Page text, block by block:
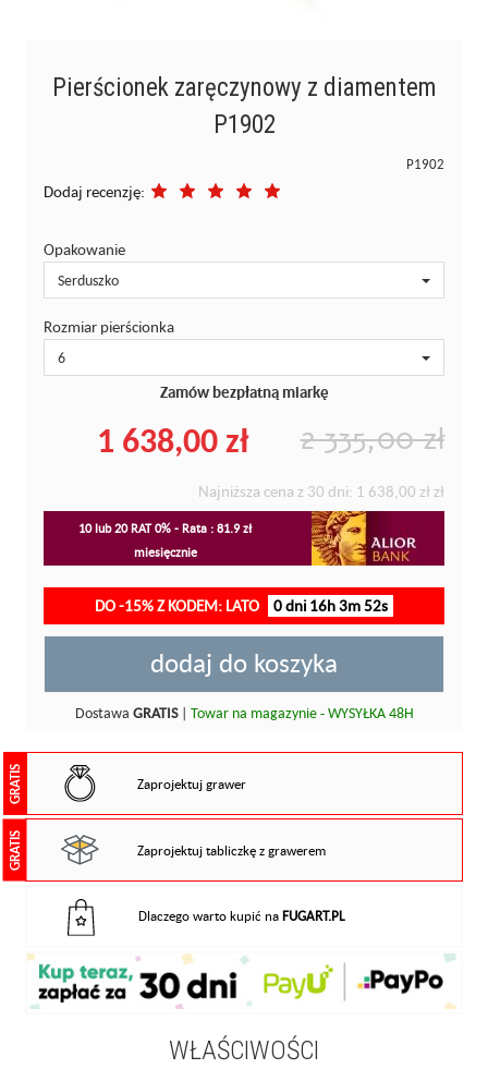
Pierścionek zaręczynowy z diamentem
P1902
P1902
Dodaj recenzję:
Opakowanie
Serduszko
Rozmiar pierścionka
6
Zamów bezpłatną miarkę
2 335,00 zł
1 638,00 zł
Najniższa cena z 30 dni: 1 638,00 zł zł
10 lub 20 RAT 0% - Rata : 81.9 zł
miesięcznie
DO -15% Z KODEM: LATO 0 dni 16h 3m 51s
dodaj do koszyka
Dostawa GRATIS| Towar na magazynie - WYSYŁKA 48H
GRATIS Zaprojektuj grawer
GRATIS Zaprojektuj tabliczkę z grawerem
Dlaczego warto kupić naFUGART.PL
WŁAŚCIWOŚCI